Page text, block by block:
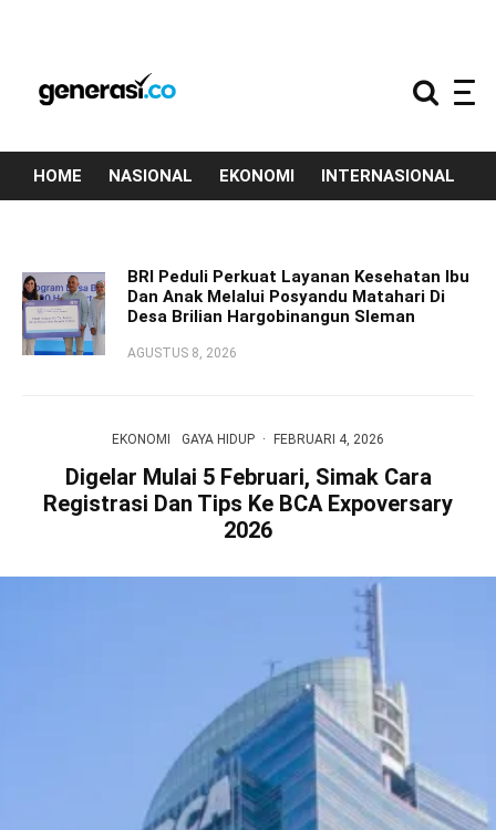
HOME NASIONAL EKONOMI INTERNASIONAL
BRI Peduli Perkuat Layanan Kesehatan Ibu
Dan Anak Melalui Posyandu Matahari Di
Desa Brilian Hargobinangun Sleman
AGUSTUS 8, 2026
EKONOMI GAYA HIDUP · FEBRUARI 4, 2026
Digelar Mulai 5 Februari, Simak Cara
Registrasi Dan Tips Ke BCA Expoversary
2026